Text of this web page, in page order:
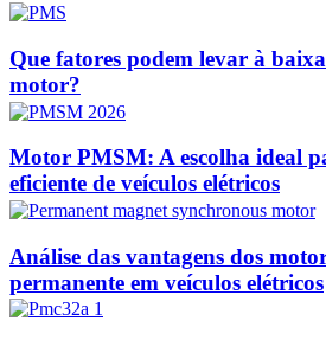
Que fatores podem levar à
motor?
Motor PMSM: A escolha ideal
eficiente de veículos elétricos
Análise das vantagens dos
permanente em veículos elétricos